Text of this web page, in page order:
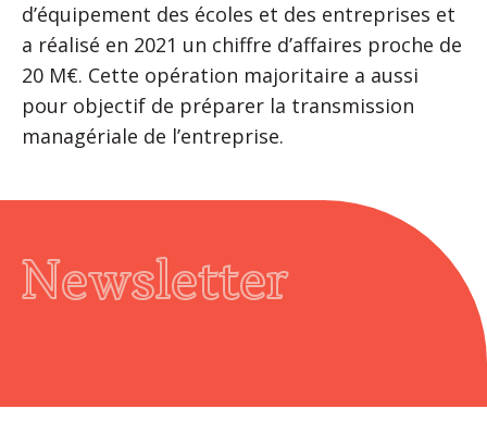
d’équipement des écoles et des entreprises et
a réalisé en 2021 un chiffre d’affaires proche de
20 M€. Cette opération majoritaire a aussi
pour objectif de préparer la transmission
managériale de l’entreprise.
Newsletter